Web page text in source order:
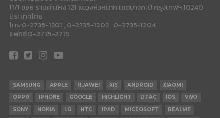
11/1 ซอย รามคำแหง 121 แขวงหัวหมาก เขตบางกะปี กรุงเทพฯ 10240
ประเทศไทย
โทร 0-2735-1201 , 0-2735-1202 , 0-2735-1204
แฟกซ์ 0-2735-2719.
SAMSUNG APPLE HUAWEI AIS ANDROID
XIAOMI
OPPO
IPHONE GOOGLE HIGHLIGHT DTAC IOS
VIVO
SONY
NOKIA LG HTC IPAD MICROSOFT
REALME